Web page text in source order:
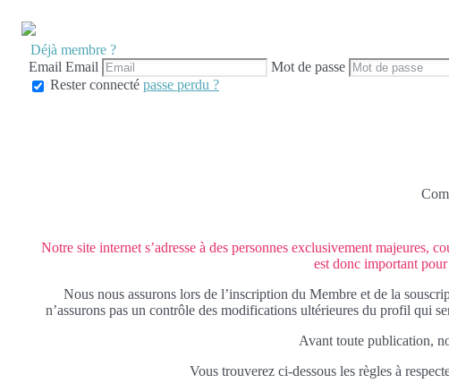
Déjà membre ?
Email Email Mot de passe
Rester connecté passe perdu ?
Notre site internet s’adresse à des personnes exclusivement majeures,
est donc important
Nous nous assurons lors de l’inscription du Membre et de la
n’assurons pas un contrôle des modifications ultérieures du profil qui
Avant toute publication,
Vous trouverez ci-dessous les règles à